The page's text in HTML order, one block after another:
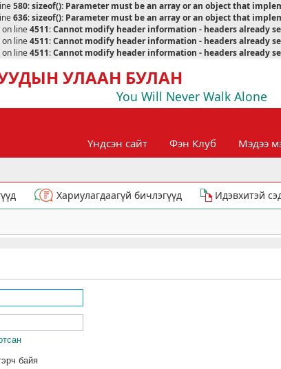
580:sizeof(): Parameter must be an array or an object that
636:sizeof(): Parameter must be an array or an object that
on line4511:Cannot modify header information - headers already
on line4511:Cannot modify header information - headers already
on line4511:Cannot modify header information - headers already
УЛААН БУЛАН
You Will Never Walk Alone
Үндсэн сайт Фэн Клуб Мэдээ
Хариулагдаагүй бичлэгүүд Идэвхитэй
байя